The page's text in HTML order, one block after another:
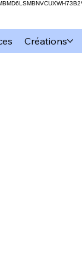
Créations